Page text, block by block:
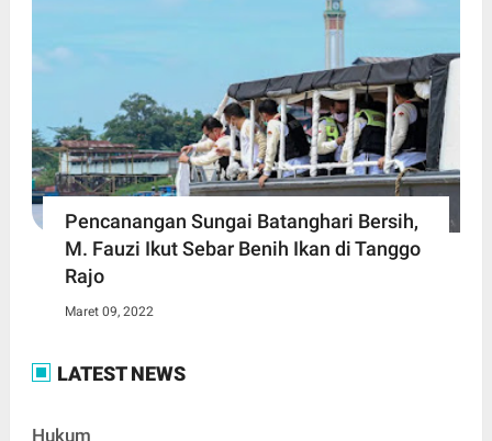
Pencanangan Sungai Batanghari Bersih,
M. Fauzi Ikut Sebar Benih Ikan di Tanggo
Rajo
Maret 09, 2022
LATEST NEWS
Hukum